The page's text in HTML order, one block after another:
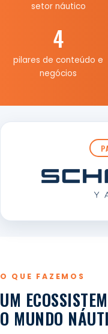
setor náutico
4
pilares de conteúdo e
negócios
O QUE FAZEMOS
UM
O MUNDO